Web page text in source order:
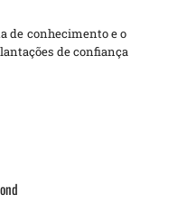
de conhecimento e o
de confiança